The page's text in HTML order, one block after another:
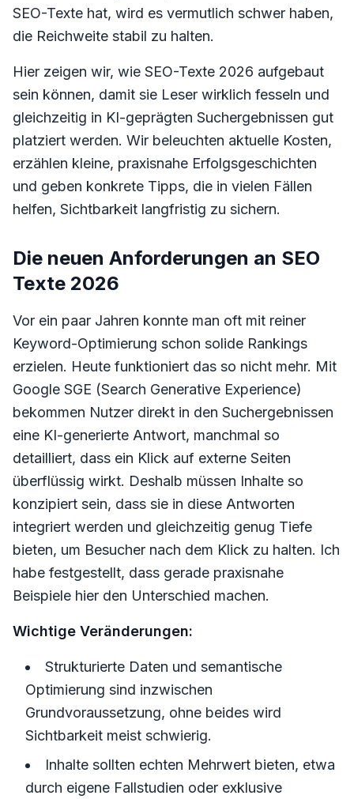
SEO-Texte hat, wird es vermutlich schwer haben,
die Reichweite stabil zu halten.
Hier zeigen wir, wie SEO-Texte 2026 aufgebaut
sein können, damit sie Leser wirklich fesseln und
gleichzeitig in KI-geprägten Suchergebnissen gut
platziert werden. Wir beleuchten aktuelle Kosten,
erzählen kleine, praxisnahe Erfolgsgeschichten
und geben konkrete Tipps, die in vielen Fällen
helfen, Sichtbarkeit langfristig zu sichern.
Die neuen Anforderungen an SEO
Texte 2026
Vor ein paar Jahren konnte man oft mit reiner
Keyword-Optimierung schon solide Rankings
erzielen. Heute funktioniert das so nicht mehr. Mit
Google SGE (Search Generative Experience)
bekommen Nutzer direkt in den Suchergebnissen
eine KI-generierte Antwort, manchmal so
detailliert, dass ein Klick auf externe Seiten
überflüssig wirkt. Deshalb müssen Inhalte so
konzipiert sein, dass sie in diese Antworten
integriert werden und gleichzeitig genug Tiefe
bieten, um Besucher nach dem Klick zu halten. Ich
habe festgestellt, dass gerade praxisnahe
Beispiele hier den Unterschied machen.
Wichtige Veränderungen:
Strukturierte Daten und semantische
Optimierung sind inzwischen
Grundvoraussetzung, ohne beides wird
Sichtbarkeit meist schwierig.
Inhalte sollten echten Mehrwert bieten, etwa
durch eigene Fallstudien oder exklusive